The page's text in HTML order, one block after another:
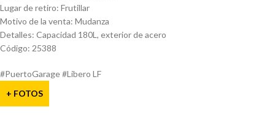
Lugar de retiro: Frutillar
Motivo de la venta: Mudanza
Detalles: Capacidad 180L, exterior de acero
Código: 25388
#PuertoGarage #Libero LF
+ FOTOS